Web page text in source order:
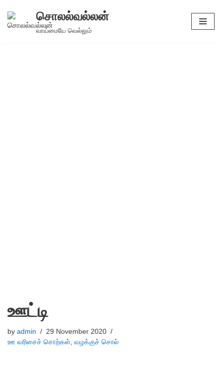
Skip
சொலல்வல்லன்
வாய்மையே வெல்லும்
ஊட்டி
by admin
29 November 2020
ஊ வரிசைச் சொற்கள், வழக்குச் சொல்